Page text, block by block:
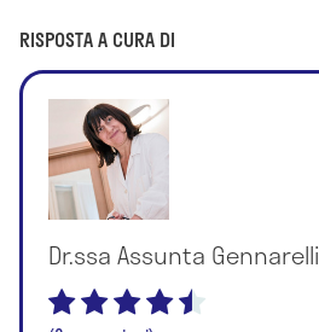
RISPOSTA A CURA DI
Dr.ssa Assunta Gennarelli